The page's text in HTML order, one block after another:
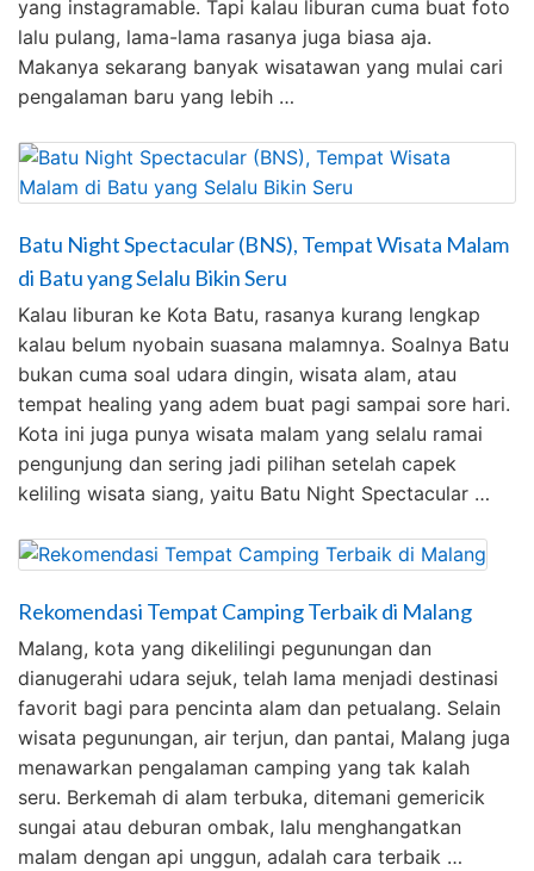
yang instagramable. Tapi kalau liburan cuma buat foto
lalu pulang, lama-lama rasanya juga biasa aja.
Makanya sekarang banyak wisatawan yang mulai cari
pengalaman baru yang lebih …
Batu Night Spectacular (BNS), Tempat Wisata Malam
di Batu yang Selalu Bikin Seru
Kalau liburan ke Kota Batu, rasanya kurang lengkap
kalau belum nyobain suasana malamnya. Soalnya Batu
bukan cuma soal udara dingin, wisata alam, atau
tempat healing yang adem buat pagi sampai sore hari.
Kota ini juga punya wisata malam yang selalu ramai
pengunjung dan sering jadi pilihan setelah capek
keliling wisata siang, yaitu Batu Night Spectacular …
Rekomendasi Tempat Camping Terbaik di Malang
Malang, kota yang dikelilingi pegunungan dan
dianugerahi udara sejuk, telah lama menjadi destinasi
favorit bagi para pencinta alam dan petualang. Selain
wisata pegunungan, air terjun, dan pantai, Malang juga
menawarkan pengalaman camping yang tak kalah
seru. Berkemah di alam terbuka, ditemani gemericik
sungai atau deburan ombak, lalu menghangatkan
malam dengan api unggun, adalah cara terbaik …